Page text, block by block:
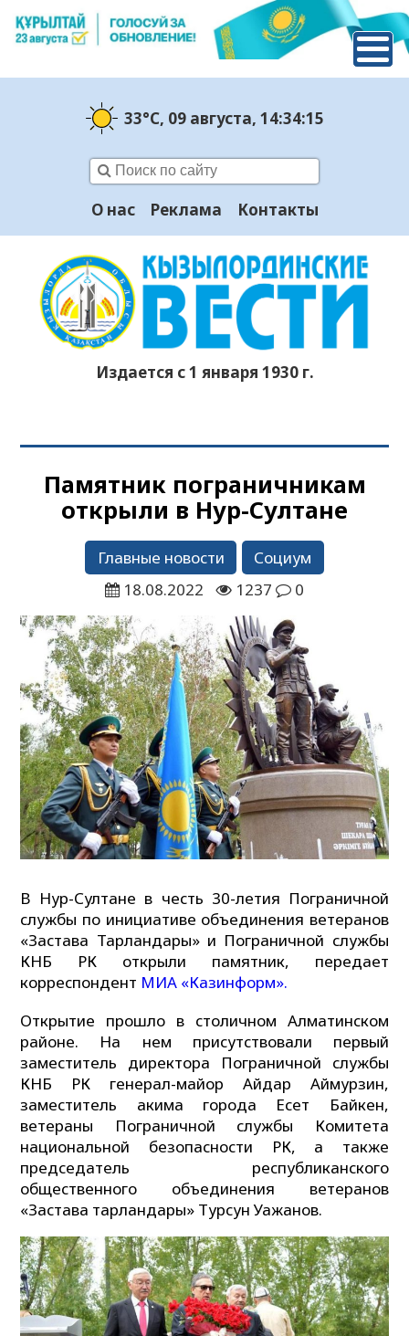
33°C, 09 августа, 14:34:16
О нас Реклама Контакты
Издается с 1 января 1930 г.
Памятник пограничникам
открыли в Нур-Султане
Главные новости
Социум
18.08.2022
1237 0
В Нур-Султане в честь 30-летия Пограничной
службы по инициативе объединения ветеранов
«Застава Тарландары» и Пограничной службы
КНБ РК открыли памятник, передает
корреспондент МИА «Казинформ».
Открытие прошло в столичном Алматинском
районе. На нем присутствовали первый
заместитель директора Пограничной службы
КНБ РК генерал-майор Айдар Аймурзин,
заместитель акима города Есет Байкен,
ветераны Пограничной службы Комитета
национальной безопасности РК, а также
председатель республиканского
общественного объединения ветеранов
«Застава тарландары» Турсун Уажанов.